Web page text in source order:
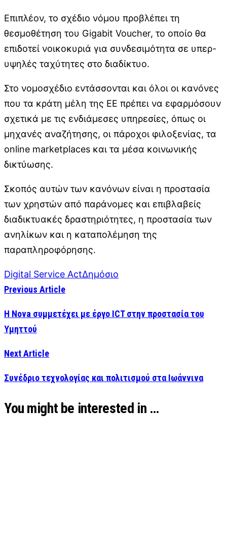
Επιπλέον, το σχέδιο νόμου προβλέπει τη
θεσμοθέτηση του Gigabit Voucher, το οποίο θα
επιδοτεί νοικοκυριά για συνδεσιμότητα σε υπερ-
υψηλές ταχύτητες στο διαδίκτυο.
Στο νομοσχέδιο εντάσσονται και όλοι οι κανόνες
που τα κράτη μέλη της ΕΕ πρέπει να εφαρμόσουν
σχετικά με τις ενδιάμεσες υπηρεσίες, όπως οι
μηχανές αναζήτησης, οι πάροχοι φιλοξενίας, τα
online marketplaces και τα μέσα κοινωνικής
δικτύωσης.
Σκοπός αυτών των κανόνων είναι η προστασία
των χρηστών από παράνομες και επιβλαβείς
διαδικτυακές δραστηριότητες, η προστασία των
ανηλίκων και η καταπολέμηση της
παραπληροφόρησης.
Digital Service ActΔημόσιο
Previous Article
Η Nova συμμετέχει με έργο ICT στην προστασία του
Υμηττού
Next Article
Συνέδριο τεχνολογίας και πολιτισμού στα Ιωάννινα
You might be interested in …